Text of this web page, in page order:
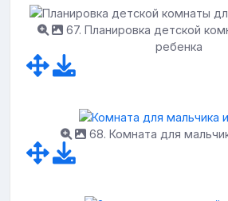
67. Планировка детской
ребенка
68. Комната для